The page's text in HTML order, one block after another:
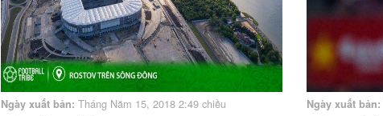
Ngày xuất bản: Tháng Năm 15, 2018 2:49 chiều Ngày xuất bản: